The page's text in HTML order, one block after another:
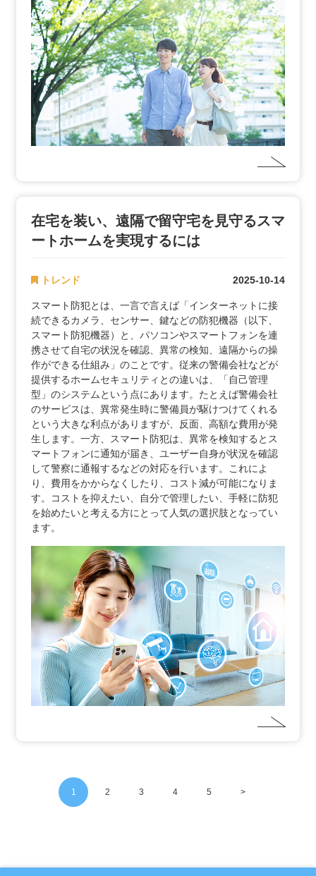
在宅を装い、遠隔で留守宅を見守るスマ
ートホームを実現するには
トレンド 2025-10-14
スマート防犯とは、一言で言えば「インターネットに接
続できるカメラ、センサー、鍵などの防犯機器（以下、
スマート防犯機器）と、パソコンやスマートフォンを連
携させて自宅の状況を確認、異常の検知、遠隔からの操
作ができる仕組み」のことです。従来の警備会社などが
提供するホームセキュリティとの違いは、「自己管理
型」のシステムという点にあります。たとえば警備会社
のサービスは、異常発生時に警備員が駆けつけてくれる
という大きな利点がありますが、反面、高額な費用が発
生します。一方、スマート防犯は、異常を検知するとス
マートフォンに通知が届き、ユーザー自身が状況を確認
して警察に通報するなどの対応を行います。これによ
り、費用をかからなくしたり、コスト減が可能になりま
す。コストを抑えたい、自分で管理したい、手軽に防犯
を始めたいと考える方にとって人気の選択肢となってい
ます。
1 2 3 4 5 >